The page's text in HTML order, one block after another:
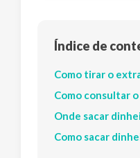
Índice de
Como tirar o
Como consultar
Onde sacar
Como sacar